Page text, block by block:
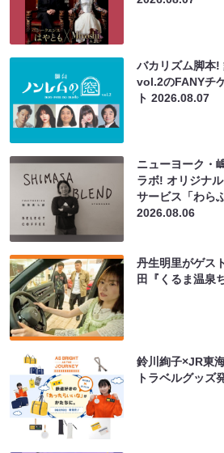
バカリズム脚本!
vol.2のFANYチ
ト2026.08.07
ニューヨーク・
ラボ! オリジナ
サービス「わら
2026.08.06
丹生明里がゲス
田『くるま温泉
鈴川絢子×JR東
トラベルグッズ